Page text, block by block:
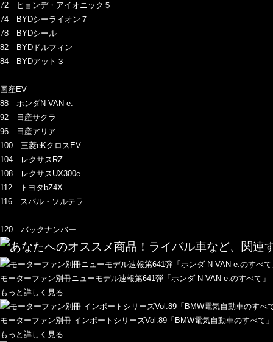
72 ヒョンデ・アイオニック５
74 BYDシーライオン７
78 BYDシール
82 BYDドルフィン
84 BYDアット３
国産EV
88 ホンダN-VAN e:
92 日産サクラ
96 日産アリア
100 三菱eKクロスEV
104 レクサスRZ
108 レクサスUX300e
112 トヨタbZ4X
116 スバル・ソルテラ
120 バックナンバー
モーターファン別冊ニューモデル速報第641弾「ホンダ N-VAN e:のすべて」
もっと詳しく見る
モーターファン別冊 インポートシリーズVol.89「BMW電気自動車のすべて」
もっと詳しく見る